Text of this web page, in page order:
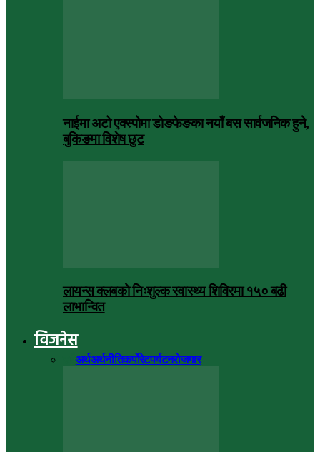
नाईमा अटो एक्स्पोमा डोङफेङका नयाँ बस सार्वजनिक हुने,
बुकिङमा विशेष छुट
लायन्स क्लबको निःशुल्क स्वास्थ्य शिविरमा १५० बढी
लाभान्वित
विजनेस
अर्थअर्थनीतिकर्पोरेटपर्यटनरोजगार